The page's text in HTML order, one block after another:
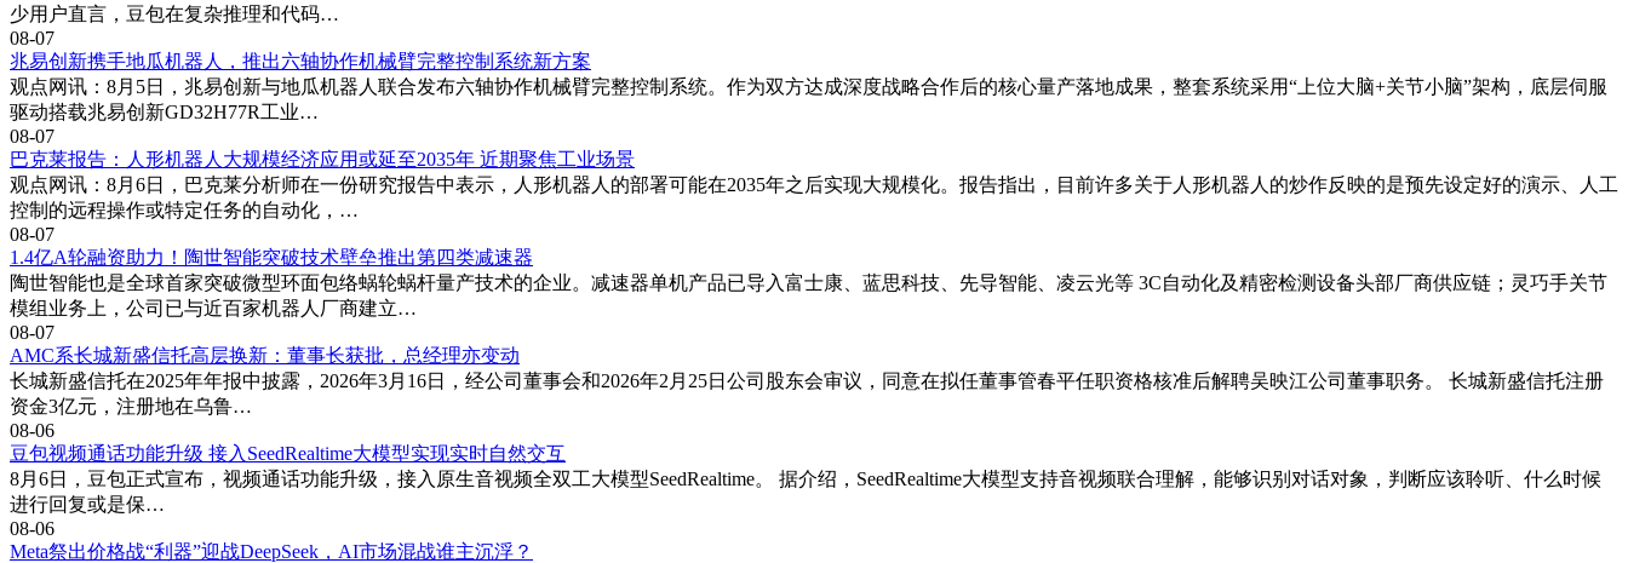
少用户直言，豆包在复杂推理和代码…
08-07
兆易创新携手地瓜机器人，推出六轴协作机械臂完整控制系统新方案
观点网讯：8月5日，兆易创新与地瓜机器人联合发布六轴协作机械臂完整控制系统。作为双方达成深度战略合作后的核心量产落地成果，整套系统采用“上位大脑+关节小脑”架构，底层伺服
驱动搭载兆易创新GD32H77R工业…
08-07
巴克莱报告：人形机器人大规模经济应用或延至2035年 近期聚焦工业场景
观点网讯：8月6日，巴克莱分析师在一份研究报告中表示，人形机器人的部署可能在2035年之后实现大规模化。报告指出，目前许多关于人形机器人的炒作反映的是预先设定好的演示、人工
控制的远程操作或特定任务的自动化，…
08-07
1.4亿A轮融资助力！陶世智能突破技术壁垒推出第四类减速器
陶世智能也是全球首家突破微型环面包络蜗轮蜗杆量产技术的企业。减速器单机产品已导入富士康、蓝思科技、先导智能、凌云光等 3C自动化及精密检测设备头部厂商供应链；灵巧手关节
模组业务上，公司已与近百家机器人厂商建立…
08-07
AMC系长城新盛信托高层换新：董事长获批，总经理亦变动
长城新盛信托在2025年年报中披露，2026年3月16日，经公司董事会和2026年2月25日公司股东会审议，同意在拟任董事管春平任职资格核准后解聘吴映江公司董事职务。 长城新盛信托注册
资金3亿元，注册地在乌鲁…
08-06
豆包视频通话功能升级 接入SeedRealtime大模型实现实时自然交互
8月6日，豆包正式宣布，视频通话功能升级，接入原生音视频全双工大模型SeedRealtime。 据介绍，SeedRealtime大模型支持音视频联合理解，能够识别对话对象，判断应该聆听、什么时候
进行回复或是保…
08-06
Meta祭出价格战“利器”迎战DeepSeek，AI市场混战谁主沉浮？